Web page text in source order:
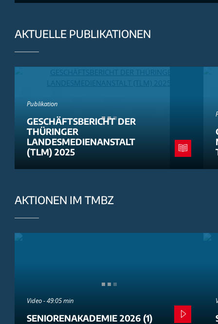
AKTUELLE PUBLIKATIONEN
Publikation
GESCHÄFTSBERICHT DER
THÜRINGER
LANDESMEDIENANSTALT
(TLM) 2025
AKTIONEN IM TMBZ
Video - 49:05 min
SENIORENAKADEMIE 2026 (1)